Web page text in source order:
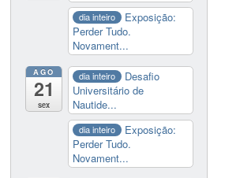
dia inteiro
Exposição:
Perder Tudo.
Novament...
AGO
21
sex
dia inteiro
Desafio
Universitário de
Nautide...
dia inteiro
Exposição:
Perder Tudo.
Novament...